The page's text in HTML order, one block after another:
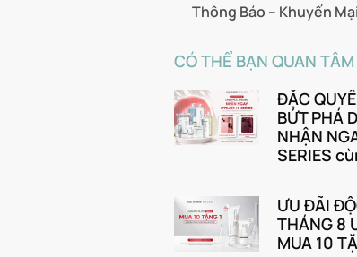
Thông Báo – Khuyến Mại
CÓ THỂ BẠN QUAN TÂM
ĐẶC
BỨT PHÁ
NHẬN
SERIES
ƯU ĐÃI
THÁNG 8
MUA 10